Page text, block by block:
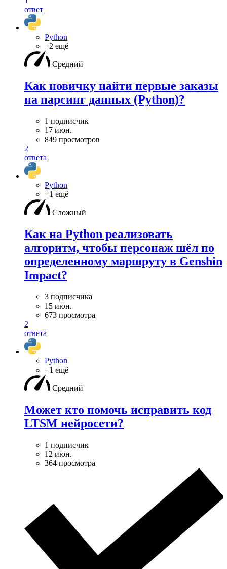
ответ
Python
+2 ещё
Средний
Как новичку найти первые заказы
на парсинг данных (Python)?
1 подписчик
17 июн.
849 просмотров
2
ответа
Python
+1 ещё
Сложный
Как на Python реализовать
алгоритм, чтобы персонаж шёл по
определенному маршруту в Genshin
Impact?
3 подписчика
15 июн.
673 просмотра
2
ответа
Python
+1 ещё
Средний
Может кто помочь исправить код
LTSM нейросети?
1 подписчик
12 июн.
364 просмотра